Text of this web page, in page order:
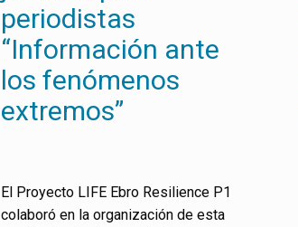
periodistas
“Información ante
los fenómenos
extremos”
El Proyecto LIFE Ebro Resilience P1
colaboró en la organización de esta